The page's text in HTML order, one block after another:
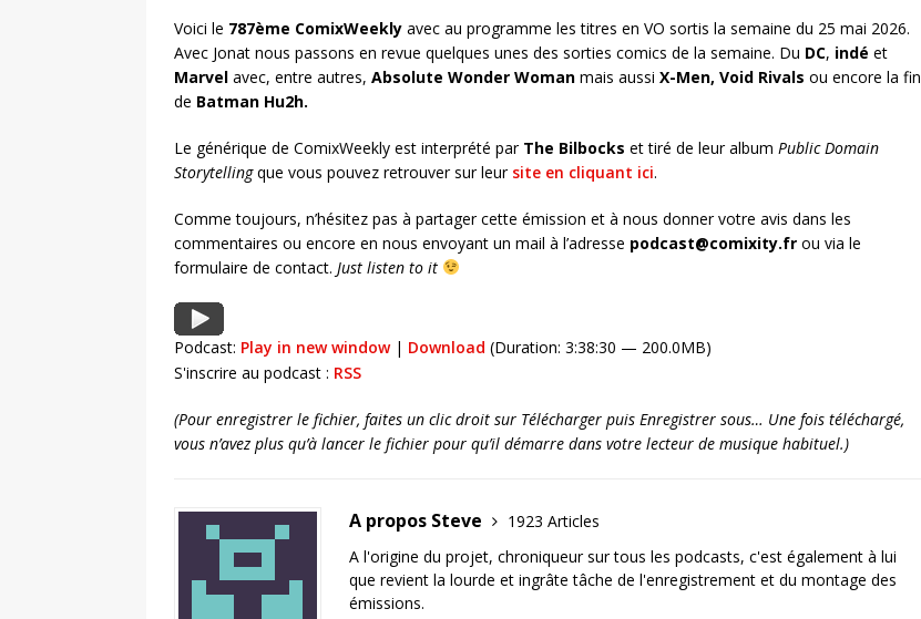
Voici le 787ème ComixWeekly avec au programme les titres en VO sortis la semaine du 25 mai 2026.
Avec Jonat nous passons en revue quelques unes des sorties comics de la semaine. Du DC, indé et
Marvel avec, entre autres, Absolute Wonder Woman mais aussi X-Men, Void Rivals ou encore la fin
de Batman Hu2h.
Le générique de ComixWeekly est interprété par The Bilbocks et tiré de leur album Public Domain
Storytellingque vous pouvez retrouver sur leur site en cliquant ici.
Comme toujours, n’hésitez pas à partager cette émission et à nous donner votre avis dans les
commentaires ou encore en nous envoyant un mail à l’adresse podcast@comixity.fr ou via le
formulaire de contact. Just listen to it
Podcast: Play in new window| Download (Duration: 3:38:30 — 200.0MB)
S'inscrire au podcast : RSS
(Pour enregistrer le fichier, faites un clic droit sur Télécharger puis Enregistrer sous… Une fois téléchargé,
vous n’avez plus qu’à lancer le fichier pour qu’il démarre dans votre lecteur de musique habituel.)
A propos Steve
1923 Articles
A l'origine du projet, chroniqueur sur tous les podcasts, c'est également à lui
que revient la lourde et ingrâte tâche de l'enregistrement et du montage des
émissions.